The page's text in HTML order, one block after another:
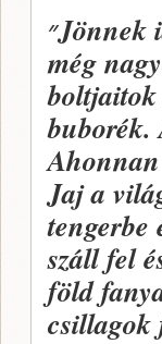
״Jönnek
még
buborék.
Jaj a
tengerbe
száll fel
föld
csillagok